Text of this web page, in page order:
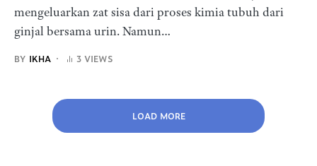
mengeluarkan zat sisa dari proses kimia tubuh dari
ginjal bersama urin. Namun…
BY IKHA 3 VIEWS
LOAD MORE